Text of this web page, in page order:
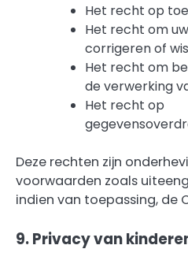
Het recht op
Het recht om
corrigeren of
Het recht om
de verwerking
Het recht op
Deze rechten zijn
voorwaarden zoals
indien van toepassing, de
9. Privacy van